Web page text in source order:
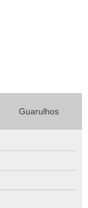
Guarulhos